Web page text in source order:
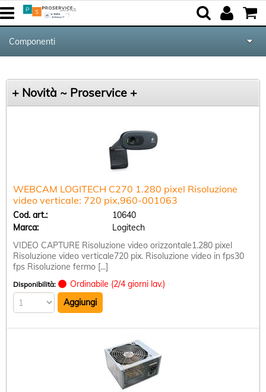
Componenti
Notebook & GPS
Kite equipment
+ Novità ~ Proservice +
WEBCAM LOGITECH C270 1.280 pixel Risoluzione
video verticale: 720 pix,960-001063
Cod. art.:
10640
Marca:
Logitech
VIDEO CAPTURE Risoluzione video orizzontale1.280 pixel
Risoluzione video verticale720 pix. Risoluzione video in fps30
fps Risoluzione fermo [...]
Disponibilità: Ordinabile (2/4 giorni lav.)